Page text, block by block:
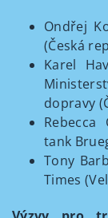
Ondřej
(Česká
Karel
dopravy
tank
Tony
Times